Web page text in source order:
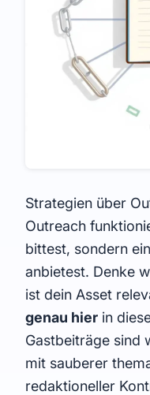
Strategien über
Outreach
bittest, sondern
anbietest. Denke
ist dein Asset
genau hier in
Gastbeiträge sind
mit sauberer
redaktioneller